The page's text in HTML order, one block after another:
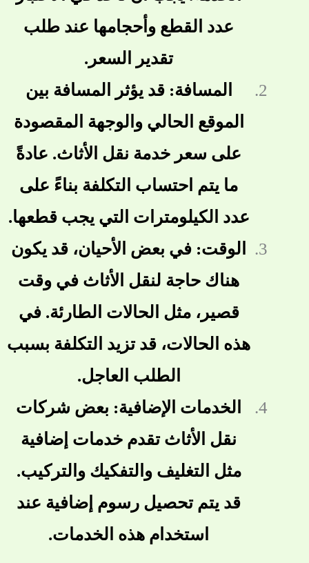
عدد القطع وأحجامها عند طلب
تقدير السعر.
المسافة: قد يؤثر المسافة بين
الموقع الحالي والوجهة المقصودة
على سعر خدمة نقل الأثاث. عادةً
ما يتم احتساب التكلفة بناءً على
عدد الكيلومترات التي يجب قطعها.
الوقت: في بعض الأحيان، قد يكون
هناك حاجة لنقل الأثاث في وقت
قصير، مثل الحالات الطارئة. في
هذه الحالات، قد تزيد التكلفة بسبب
الطلب العاجل.
الخدمات الإضافية: بعض شركات
نقل الأثاث تقدم خدمات إضافية
مثل التغليف والتفكيك والتركيب.
قد يتم تحصيل رسوم إضافية عند
استخدام هذه الخدمات.